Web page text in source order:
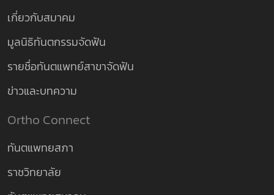
เกี่ยวกับสมาคม
มูลนิธิทันตกรรมจัดฟัน
รายชื่อทันตแพทย์สาขาจัดฟัน
ข่าวและบทความ
Ortho Connect
ทันตแพทยสภา
ราชวิทยาลัย